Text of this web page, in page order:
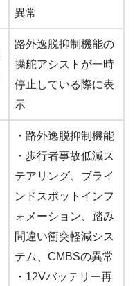
異常
路外逸脱抑制機能の
操舵アシストが一時
停止している際に表
示
・路外逸脱抑制機能
・歩行者事故低減ス
テアリング、ブライ
ンドスポットインフ
ォメーション、踏み
間違い衝突軽減シス
テム、CMBSの異常
・12Vバッテリー再